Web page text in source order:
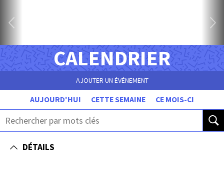
CALENDRIER
AJOUTER UN ÉVÉNEMENT
AUJOURD'HUI CETTE SEMAINE CE MOIS-CI
DÉTAILS